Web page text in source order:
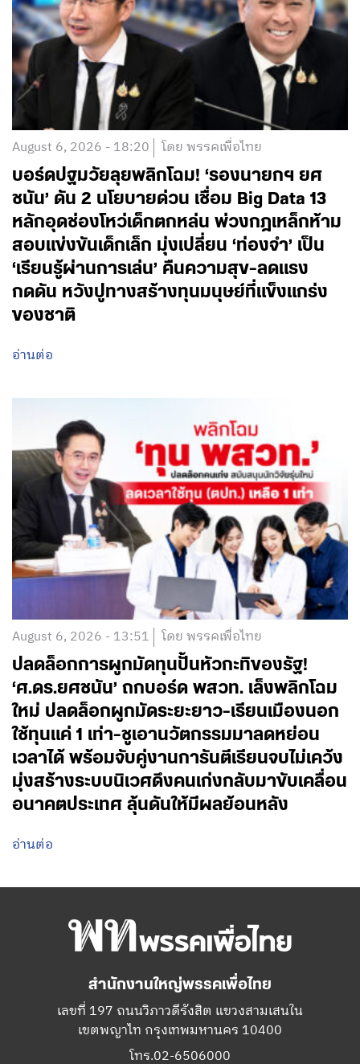
August 6, 2026 - 18:20 โดย พรรคเพื่อไทย
บอร์ดปฐมวัยลุยพลิกโฉม! ‘รองนายกฯ ยศ
ชนัน’ ดัน 2 นโยบายด่วน เชื่อม Big Data 13
หลักอุดช่องโหว่เด็กตกหล่น พ่วงกฎเหล็กห้าม
สอบแข่งขันเด็กเล็ก มุ่งเปลี่ยน ‘ท่องจำ’ เป็น
‘เรียนรู้ผ่านการเล่น’ คืนความสุข-ลดแรง
กดดัน หวังปูทางสร้างทุนมนุษย์ที่แข็งแกร่ง
ของชาติ
อ่านต่อ
August 6, 2026 - 13:51 โดย พรรคเพื่อไทย
ปลดล็อกการผูกมัดทุนปั้นหัวกะทิของรัฐ!
‘ศ.ดร.ยศชนัน’ ถกบอร์ด พสวท. เล็งพลิกโฉม
ใหม่ ปลดล็อกผูกมัดระยะยาว-เรียนเมืองนอก
ใช้ทุนแค่ 1 เท่า-ชูเอานวัตกรรมมาลดหย่อน
เวลาได้ พร้อมจับคู่งานการันตีเรียนจบไม่เคว้ง
มุ่งสร้างระบบนิเวศดึงคนเก่งกลับมาขับเคลื่อน
อนาคตประเทศ ลุ้นดันให้มีผลย้อนหลัง
อ่านต่อ
สำนักงานใหญ่พรรคเพื่อไทย
เลขที่ 197 ถนนวิภาวดีรังสิต แขวงสามเสนใน
เขตพญาไท กรุงเทพมหานคร 10400
โทร.02-6506000